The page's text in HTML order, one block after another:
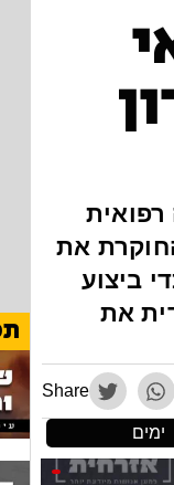
את
ביצוע
את
Share
ימים